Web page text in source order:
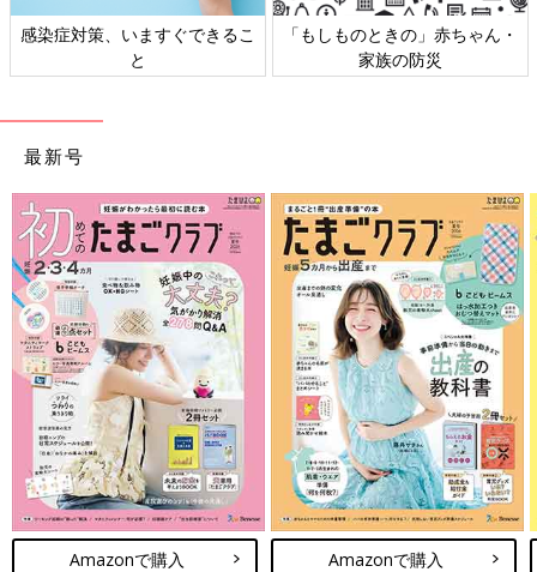
日本外来小児科学会リーフレッ
ト検討会
六星占術 細木かおりさんの人
相談
最新号
Amazonで購入 Amazonで購入